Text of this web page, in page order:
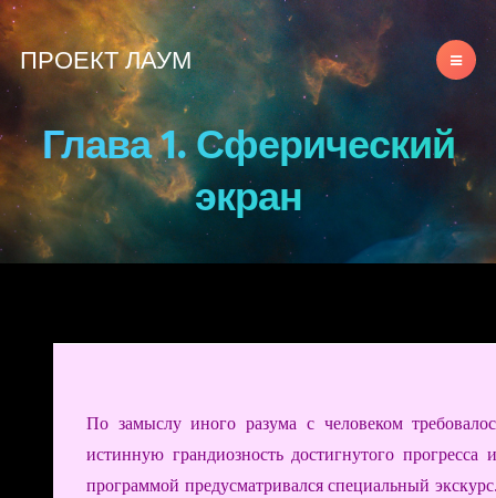
ПРОЕКТ ЛАУМ
Глава 1. Сферический
экран
По замыслу иного разума с человеком
истинную грандиозность достигнутого прогресса
программой предусматривался специальный